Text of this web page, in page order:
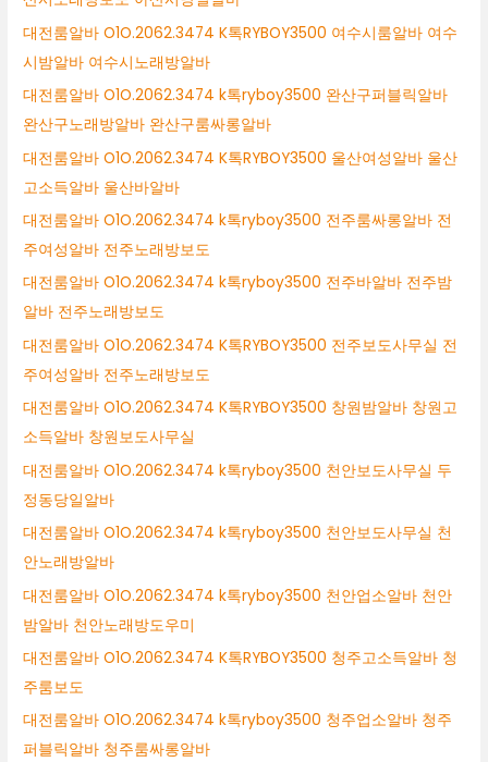
대전룸알바 O1O.2062.3474 K톡RYBOY3500 여수시룸알바 여수
시밤알바 여수시노래방알바
대전룸알바 O1O.2062.3474 k톡ryboy3500 완산구퍼블릭알바
완산구노래방알바 완산구룸싸롱알바
대전룸알바 O1O.2062.3474 K톡RYBOY3500 울산여성알바 울산
고소득알바 울산바알바
대전룸알바 O1O.2062.3474 k톡ryboy3500 전주룸싸롱알바 전
주여성알바 전주노래방보도
대전룸알바 O1O.2062.3474 k톡ryboy3500 전주바알바 전주밤
알바 전주노래방보도
대전룸알바 O1O.2062.3474 K톡RYBOY3500 전주보도사무실 전
주여성알바 전주노래방보도
대전룸알바 O1O.2062.3474 K톡RYBOY3500 창원밤알바 창원고
소득알바 창원보도사무실
대전룸알바 O1O.2062.3474 k톡ryboy3500 천안보도사무실 두
정동당일알바
대전룸알바 O1O.2062.3474 k톡ryboy3500 천안보도사무실 천
안노래방알바
대전룸알바 O1O.2062.3474 k톡ryboy3500 천안업소알바 천안
밤알바 천안노래방도우미
대전룸알바 O1O.2062.3474 K톡RYBOY3500 청주고소득알바 청
주룸보도
대전룸알바 O1O.2062.3474 k톡ryboy3500 청주업소알바 청주
퍼블릭알바 청주룸싸롱알바